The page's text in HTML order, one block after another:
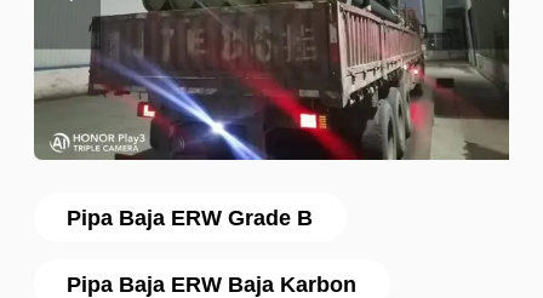
Pipa Baja ERW Grade B
Pipa Baja ERW Baja Karbon